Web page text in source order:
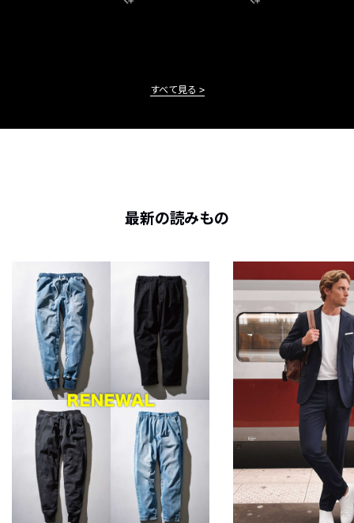
すべて見る
最新の読みもの